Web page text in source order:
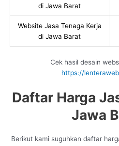
di Jawa Barat
Website Jasa Tenaga Kerja
di Jawa Barat
Cek hasil desain
https://
Daftar Harga
Jawa
Berikut kami suguhkan daftar